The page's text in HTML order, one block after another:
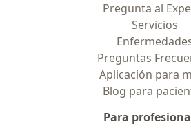
Pregunta al
Servicios
Preguntas
Aplicación para
Blog para
Para